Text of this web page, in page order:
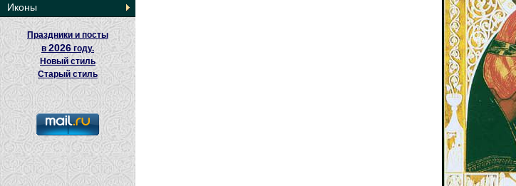
Иконы
Праздники и посты
в2026 году.
Новый стиль
Старый стиль